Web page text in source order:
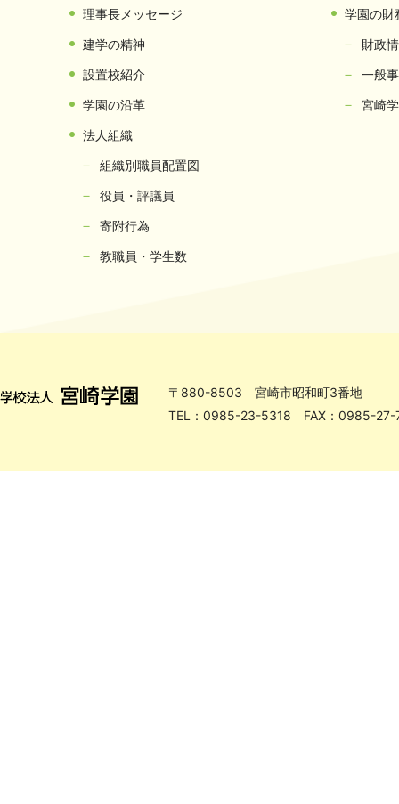
理事長メッセージ
建学の精神
設置校紹介
学園の沿革
法人組織
組織別職員配置図
役員・評議員
寄附行為
教職員・学生数
学園の財
財政
一般
宮崎
〒880-8503 宮崎市昭和町3番地
TEL：0985-23-5318 FAX：0985-27-